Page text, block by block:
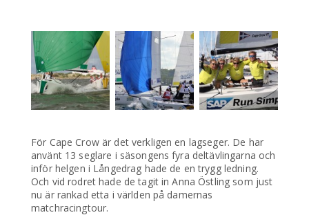
För Cape Crow är det verkligen en lagseger. De har
använt 13 seglare i säsongens fyra deltävlingarna och
inför helgen i Långedrag hade de en trygg ledning.
Och vid rodret hade de tagit in Anna Östling som just
nu är rankad etta i världen på damernas
matchracingtour.